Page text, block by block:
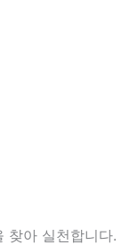
찾아 실천합니다.